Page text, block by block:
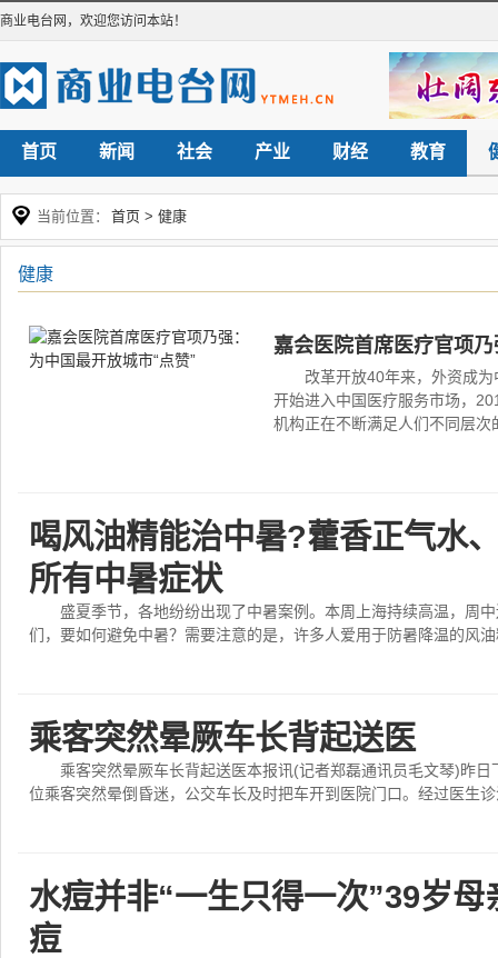
商业电台网 ，欢迎您访问本站！
首页 新闻 社会 产业 财经 教育
当前位置： 首页 > 健康
健康
嘉会医院首席医疗官项
改革开放40年来，外资成
开始进入中国医疗服务市场，
机构正在不断满足人们不同层次
喝风油精能治中暑?藿香正气水
所有中暑症状
盛夏季节，各地纷纷出现了中暑案例。本周上海持续高温，周
们，要如何避免中暑？需要注意的是，许多人爱用于防暑降温的风
乘客突然晕厥车长背起送医
乘客突然晕厥车长背起送医本报讯(记者郑磊通讯员毛文琴)昨
位乘客突然晕倒昏迷，公交车长及时把车开到医院门口。经过医生
水痘并非“一生只得一次”39岁
痘